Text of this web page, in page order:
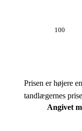
100
Prisen er højere
tandlægernes
Angivet